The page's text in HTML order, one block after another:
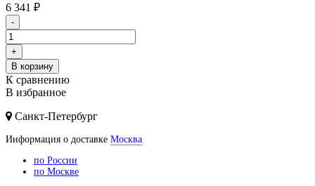
6 341 ₽
-
+
В корзину
К сравнению
В избранное
Санкт-Петербург
Информация о доставке Москва
по России
по Москве